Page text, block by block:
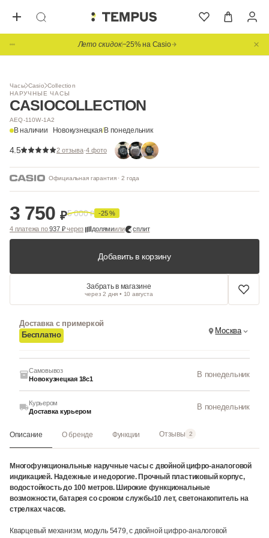
Лето скидок−25% на Casio
Часы Casio Collection
НАРУЧНЫЕ ЧАСЫ
CASIOCOLLECTION
AEQ-110W-1A2
В наличии Новокузнецкая/В понедельник
4.5 2 отзыва·4 фото
Официальная гарантия · 2 года
3 750 ₽5 000₽ -25 %
4 платежа по937 ₽через долямиили сплит
Добавить в корзину
Забрать в магазине
через 2 дня • 10 августа
Доставка с примеркой
Бесплатно
Москва
Самовывоз
Новокузнецкая 18с1
В понедельник
Курьером
Доставка курьером
В понедельник
Описание О бренде Функции Отзывы 2
Многофункциональные наручные часы с двойной цифро-аналоговой
индикацией. Надежные и недорогие. Прочный пластиковый корпус,
водостойкость до 100 метров. Широкие функциональные
возможности, батарея со сроком службы10 лет, светонакопитель на
стрелках часов.
Кварцевый механизм, модуль 5479, с двойной цифро-аналоговой